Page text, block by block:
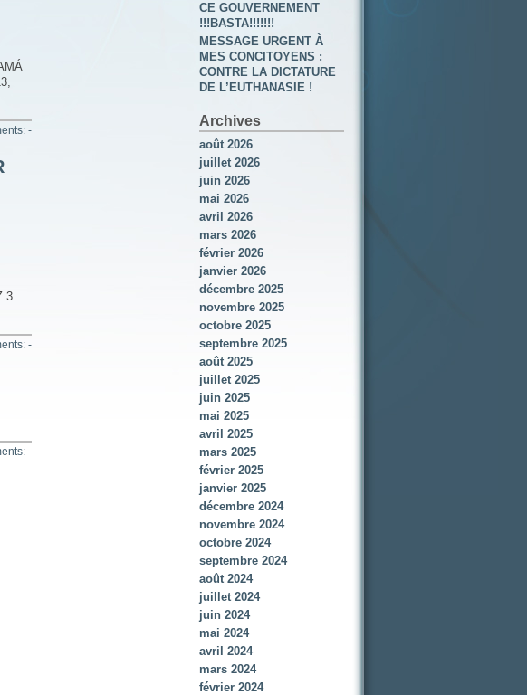
-
3.
-
-
CE GOUVERNEMENT
!!!BASTA!!!!!!!
MESSAGE URGENT À
MES CONCITOYENS :
CONTRE LA DICTATURE
DE L’EUTHANASIE !
Archives
août 2026
juillet 2026
juin 2026
mai 2026
avril 2026
mars 2026
février 2026
janvier 2026
décembre 2025
novembre 2025
octobre 2025
septembre 2025
août 2025
juillet 2025
juin 2025
mai 2025
avril 2025
mars 2025
février 2025
janvier 2025
décembre 2024
novembre 2024
octobre 2024
septembre 2024
août 2024
juillet 2024
juin 2024
mai 2024
avril 2024
mars 2024
février 2024